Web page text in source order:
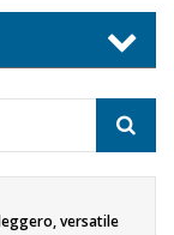
versatile